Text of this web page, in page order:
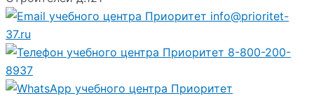
info@prioritet-
37.ru
8-800-200-
8937